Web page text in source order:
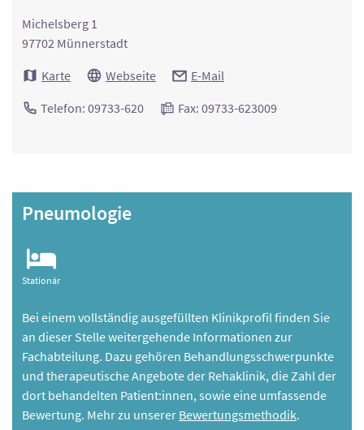
Michelsberg 1
97702 Münnerstadt
Karte
Webseite E-Mail
Telefon: 09733-620 Fax: 09733-623009
Pneumologie
Stationär
Bei einem vollständig ausgefüllten Klinikprofil finden Sie
an dieser Stelle weitergehende Informationen zur
Fachabteilung. Dazu gehören Behandlungsschwerpunkte
und therapeutische Angebote der Rehaklinik, die Zahl der
dort behandelten Patient:innen, sowie eine umfassende
Bewertung. Mehr zu unserer Bewertungsmethodik.